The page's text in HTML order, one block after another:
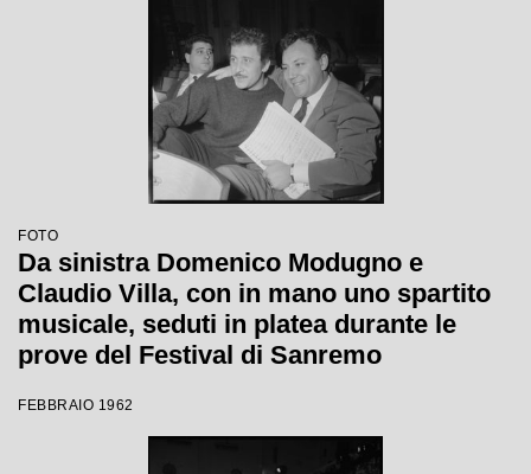
FOTO
Da sinistra Domenico Modugno e
Claudio Villa, con in mano uno spartito
musicale, seduti in platea durante le
prove del Festival di Sanremo
FEBBRAIO 1962